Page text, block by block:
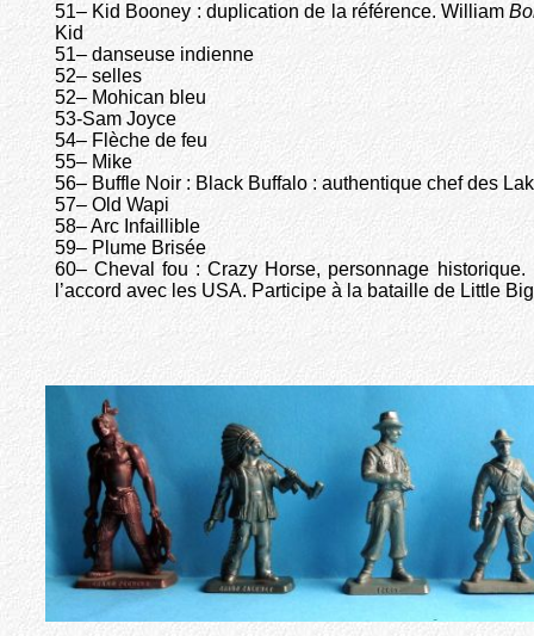
51– Kid Booney : duplication de la référence. William
Kid
51– danseuse indienne
52– selles
52– Mohican bleu
53-Sam Joyce
54– Flèche de feu
55– Mike
56– Buffle Noir : Black Buffalo : authentique chef des
57– Old Wapi
58– Arc Infaillible
59– Plume Brisée
60– Cheval fou : Crazy Horse, personnage historique.
l’accord avec les USA. Participe à la bataille de Little